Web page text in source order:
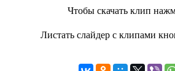
Чтобы скачать клип
Листать слайдер с клипами